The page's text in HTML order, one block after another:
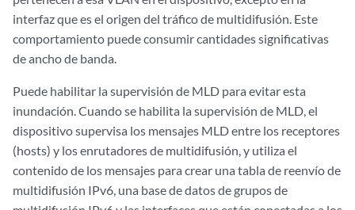
interfaz que es el origen del tráfico de multidifusión. Este
comportamiento puede consumir cantidades significativas
de ancho de banda.
Puede habilitar la supervisión de MLD para evitar esta
inundación. Cuando se habilita la supervisión de MLD, el
dispositivo supervisa los mensajes MLD entre los receptores
(hosts) y los enrutadores de multidifusión, y utiliza el
contenido de los mensajes para crear una tabla de reenvío de
multidifusión IPv6, una base de datos de grupos de